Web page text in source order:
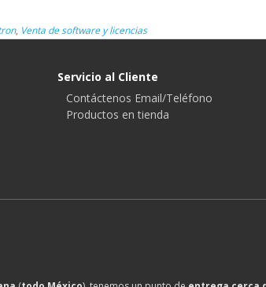
, Venta de software y licencias
Servicio al Cliente
Contáctenos Email/Teléfono
Productos en tienda